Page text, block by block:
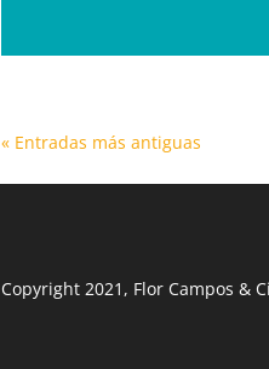
« Entradas más antiguas
Copyright 2021, Flor Campos &